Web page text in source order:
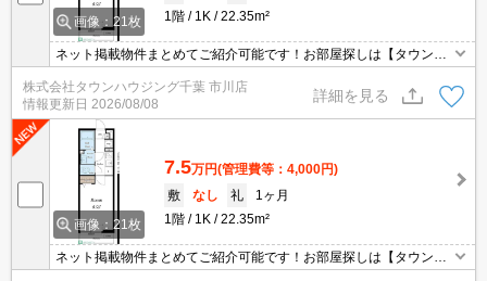
画像：21枚
1階
1K 22.35m²
ネット掲載物件まとめてご紹介可能です！お部屋探しは【タウンハ
ウジング】にお任せください！※オンライン内見・現地待ち合わせ
は事前にご相談ください。
株式会社タウンハウジング千葉 市川店
情報更新日 2026/08/08
詳細を見る
画像：21枚
7.5万円(管理費等：4,000円)
敷
なし 礼
1ヶ月
1階
1K 22.35m²
ネット掲載物件まとめてご紹介可能です！お部屋探しは【タウンハ
ウジング】にお任せください！※オンライン内見・現地待ち合わせ